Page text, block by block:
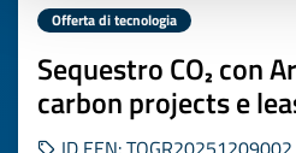
Offerta di tecnologia
Sequestro CO₂ con
carbon projects e